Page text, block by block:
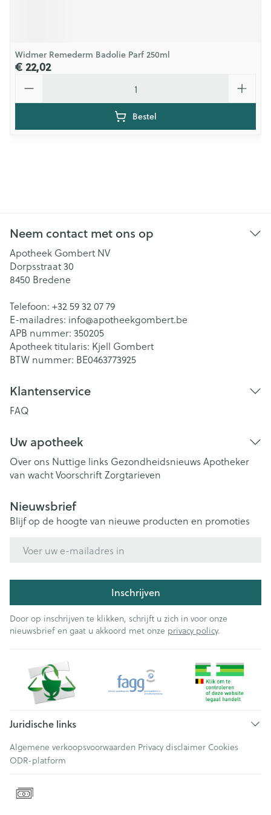
Widmer Remederm Badolie Parf 250ml
€ 22,02
Bestel
Neem contact met ons op
Apotheek Gombert NV
Dorpsstraat 30
8450 Bredene
Telefoon: +32 59 32 07 79
E-mailadres: info@apotheekgombert.be
APB nummer: 350205
Apotheek titularis: Kjell Gombert
BTW nummer: BE0463773925
Klantenservice
FAQ
Uw apotheek
Over ons Nuttige links Gezondheidsnieuws Apotheker
van wachtVoorschriftZorgtarieven
Nieuwsbrief
Blijf op de hoogte van nieuwe producten en promoties
Inschrijven
Door op inschrijven te klikken, schrijft u zich in voor onze
nieuwsbrief en gaat u akkoord met onze privacy policy.
Juridische links
Algemene verkoopsvoorwaarden Privacy disclaimer Cookies
ODR-platform